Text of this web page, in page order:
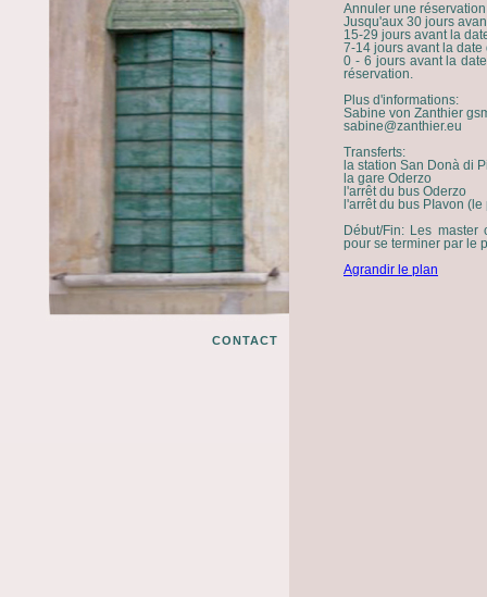
CONTACT
Annuler une réservation
Jusqu'aux 30 jours
15-29 jours avant la
7-14 jours avant la
0 - 6 jours avant la
réservation.
Plus d'informations:
Sabine von Zanthier
sabine@zanthier.eu
Transferts:
la station San Donà di
la gare Oderzo
l'arrêt du bus Oderzo
l'arrêt du bus PIavon (le
Début/Fin: Les master
pour se terminer par le
Agrandir le plan